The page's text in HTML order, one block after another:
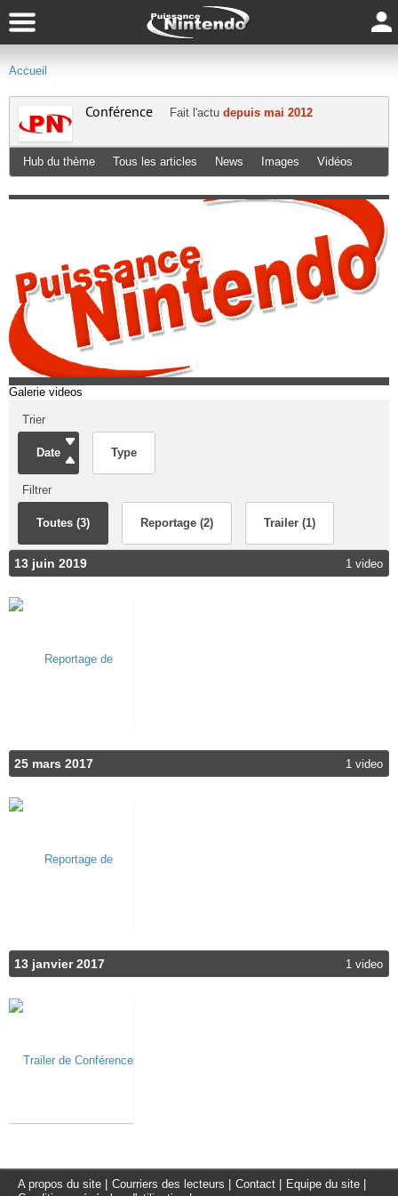
Accueil
Conférence Fait l'actu depuis mai 2012
Hub du thème Tous les articles News Images Vidéos
Galerie videos
Trier
Date Type
Filtrer
Toutes (3) Reportage (2) Trailer (1)
13 juin 2019 1 video
25 mars 2017 1 video
13 janvier 2017 1 video
A propos du site Courriers des lecteurs Contact Equipe du site